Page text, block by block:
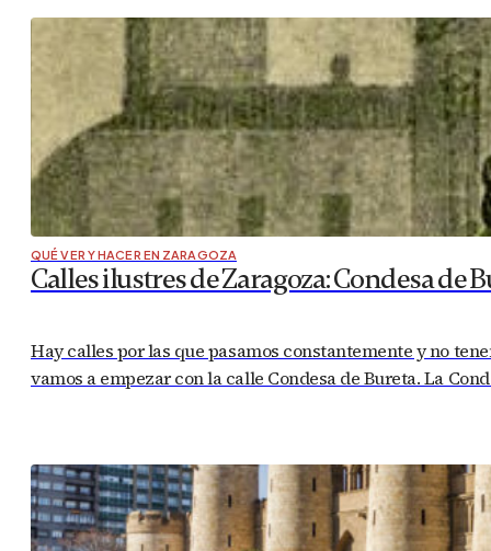
QUÉ VER Y HACER EN ZARAGOZA
Calles ilustres de Zaragoza: Condesa de
Hay calles por las que pasamos constantemente y no
vamos a empezar con la calle Condesa de Bureta. La